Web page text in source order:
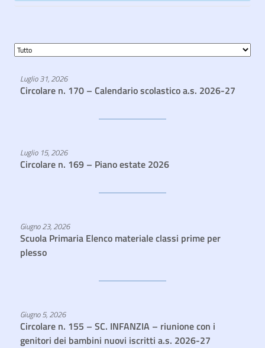
Luglio 31, 2026
Circolare n. 170 – Calendario scolastico a.s. 2026-27
Luglio 15, 2026
Circolare n. 169 – Piano estate 2026
Giugno 23, 2026
Scuola Primaria Elenco materiale classi prime per
plesso
Giugno 5, 2026
Circolare n. 155 – SC. INFANZIA – riunione con i
genitori dei bambini nuovi iscritti a.s. 2026-27